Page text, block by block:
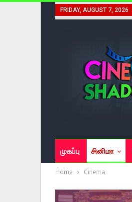
FRIDAY, AUGUST 7, 2026
முகப்பு சினிமா
Home Cinema